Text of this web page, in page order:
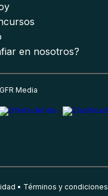
en nosotros?
Media
Términos y condiciones